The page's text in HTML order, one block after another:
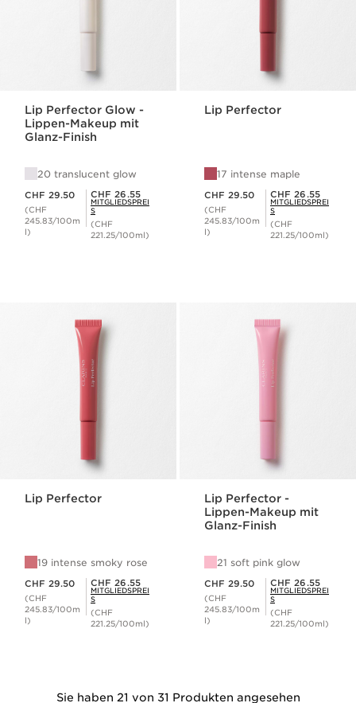
Lip Perfector Glow -
Lippen-Makeup mit
Glanz-Finish
20 translucent glow
CHF 29.50
(CHF
245.83/100m
l)
Mitgliederpreis CHF 26.55
CHF 26.55
MITGLIEDSPREI
S
(CHF
221.25/100ml)
Lip Perfector
17 intense maple
CHF 29.50
(CHF
245.83/100m
l)
Mitgliederpreis CHF 26.55
CHF 26.55
MITGLIEDSPREI
S
(CHF
221.25/100ml)
Lip Perfector
19 intense smoky rose
CHF 29.50
(CHF
245.83/100m
l)
Mitgliederpreis CHF 26.55
CHF 26.55
MITGLIEDSPREI
S
(CHF
221.25/100ml)
Lip Perfector -
Lippen-Makeup mit
Glanz-Finish
21 soft pink glow
CHF 29.50
(CHF
245.83/100m
l)
Mitgliederpreis CHF 26.55
CHF 26.55
MITGLIEDSPREI
S
(CHF
221.25/100ml)
Sie haben 21 von 31 Produkten angesehen